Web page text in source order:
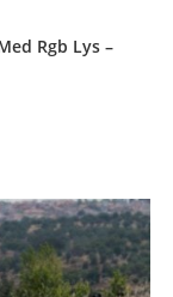
Rgb Lys –